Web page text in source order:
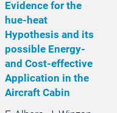
Evidence for the
hue-heat
Hypothesis and its
possible Energy-
and Cost-effective
Application in the
Aircraft Cabin